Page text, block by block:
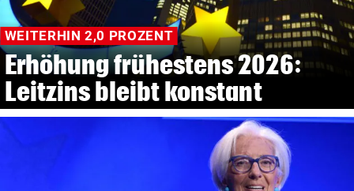
WEITERHIN 2,0 PROZENT
Erhöhung frühestens 2026:
Leitzins bleibt konstant